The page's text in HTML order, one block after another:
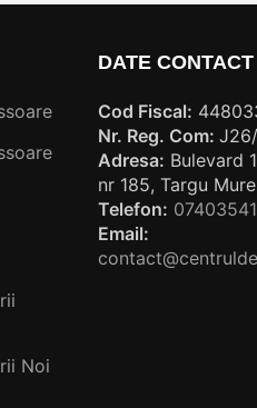
Noi
DATE CONTACT
Cod Fiscal:
Nr. Reg. Com:
Adresa: Bulevard
nr 185, Targu
Telefon:
Email: